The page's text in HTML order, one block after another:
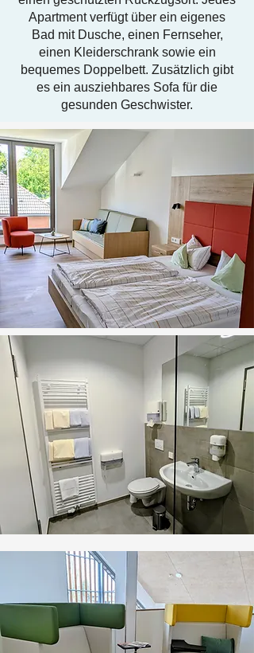
Apartment verfügt über ein eigenes
Bad mit Dusche, einen Fernseher,
einen Kleiderschrank sowie ein
bequemes Doppelbett. Zusätzlich gibt
es ein ausziehbares Sofa für die
gesunden Geschwister.